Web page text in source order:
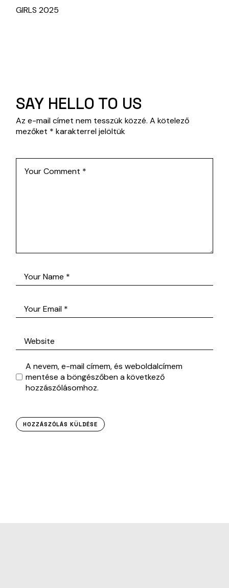
GIRLS 2025
SAY HELLO TO US
Az e-mail címet nem tesszük közzé. A kötelező
mezőket * karakterrel jelöltük
A nevem, e-mail címem, és weboldalcímem
mentése a böngészőben a következő
hozzászólásomhoz.
HOZZÁSZÓLÁS KÜLDÉSE